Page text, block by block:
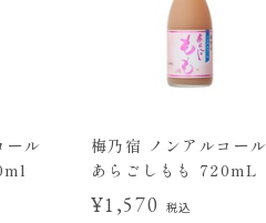
ール
梅乃宿 ノンアルコール
あらごしもも 720mL
¥1,570 税込